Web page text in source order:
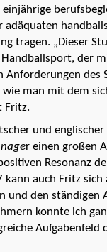
tragen. „Dieser
der
Anforderungen des
man mit dem
Fritz.
und
r einen großen
Resonanz
auch Fritz sich
und den ständigen
konnte ich
Aufgabenfeld